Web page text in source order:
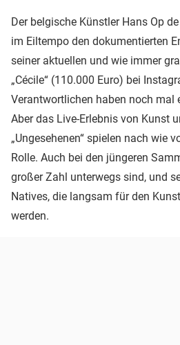
Der belgische Künstler Hans Op
im Eiltempo den dokumentierten
seiner aktuellen und wie immer
„Cécile“ (110.000 Euro) bei
Verantwortlichen haben noch mal
Aber das Live-Erlebnis von Kunst
„Ungesehenen“ spielen nach wie
Rolle. Auch bei den jüngeren
großer Zahl unterwegs sind, und
Natives, die langsam für den
werden.